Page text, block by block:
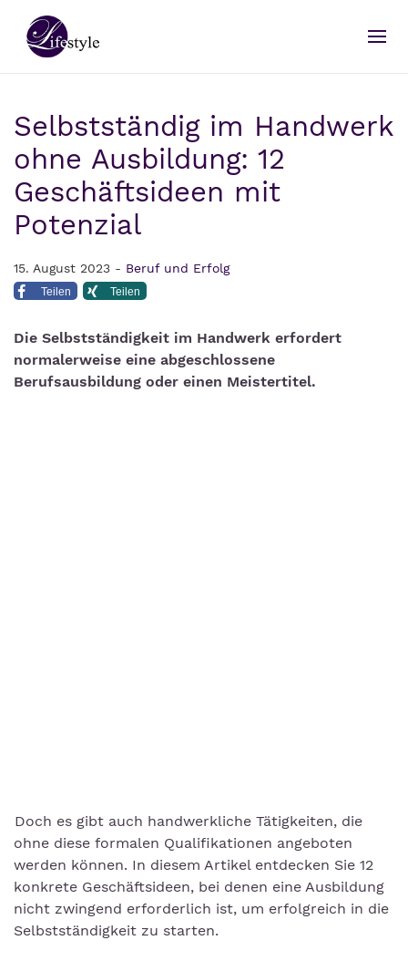
Selbstständig im Handwerk
ohne Ausbildung: 12
Geschäftsideen mit
Potenzial
15. August 2023 - Beruf und Erfolg
Teilen Teilen
Die Selbstständigkeit im Handwerk erfordert
normalerweise eine abgeschlossene
Berufsausbildung oder einen Meistertitel.
Doch es gibt auch handwerkliche Tätigkeiten, die
ohne diese formalen Qualifikationen angeboten
werden können. In diesem Artikel entdecken Sie 12
konkrete Geschäftsideen, bei denen eine Ausbildung
nicht zwingend erforderlich ist, um erfolgreich in die
Selbstständigkeit zu starten.